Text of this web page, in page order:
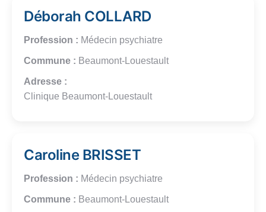
Déborah COLLARD
Profession : Médecin psychiatre
Commune : Beaumont-Louestault
Adresse :
Clinique Beaumont-Louestault
Caroline BRISSET
Profession : Médecin psychiatre
Commune : Beaumont-Louestault